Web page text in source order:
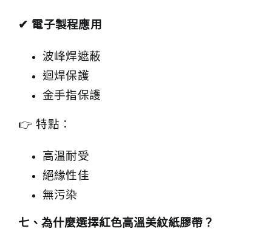
✔ 電子製程應用
波峰焊遮蔽
迴焊保護
金手指保護
👉 特點：
高溫耐受
絕緣性佳
無污染
七、為什麼選擇紅色高溫美紋紙膠帶？